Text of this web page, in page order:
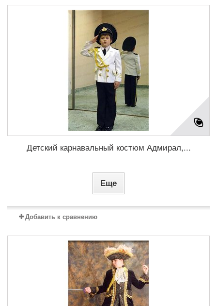
Детский карнавальный костюм Адмирал,...
Еще
Добавить к сравнению